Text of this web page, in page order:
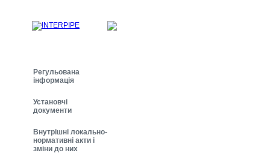
Регульована
інформація
Установчі
документи
Внутрішні локально-
нормативні акти і
зміни до них